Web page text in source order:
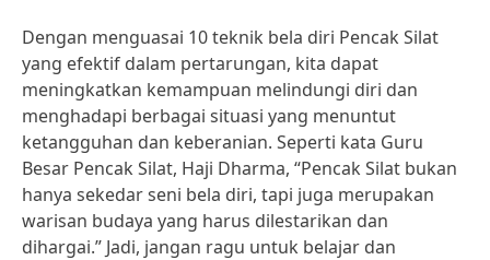
Dengan menguasai 10 teknik bela diri Pencak Silat
yang efektif dalam pertarungan, kita dapat
meningkatkan kemampuan melindungi diri dan
menghadapi berbagai situasi yang menuntut
ketangguhan dan keberanian. Seperti kata Guru
Besar Pencak Silat, Haji Dharma, “Pencak Silat bukan
hanya sekedar seni bela diri, tapi juga merupakan
warisan budaya yang harus dilestarikan dan
dihargai.” Jadi, jangan ragu untuk belajar dan